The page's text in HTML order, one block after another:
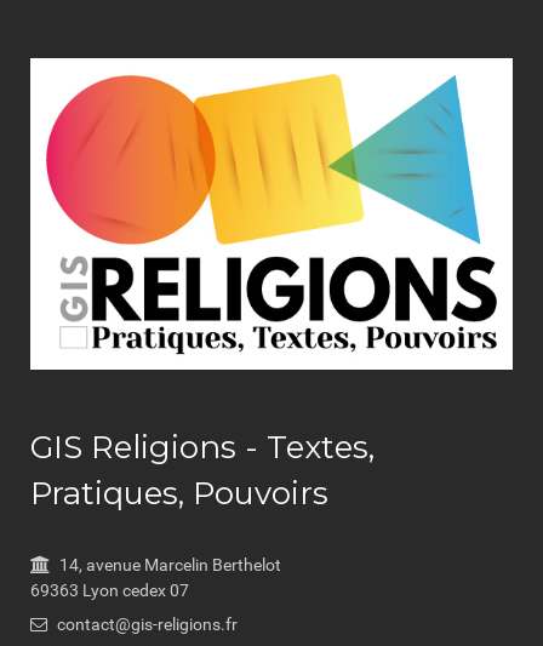
GIS Religions - Textes,
Pratiques, Pouvoirs
14, avenue Marcelin Berthelot
69363 Lyon cedex 07
contact@gis-religions.fr